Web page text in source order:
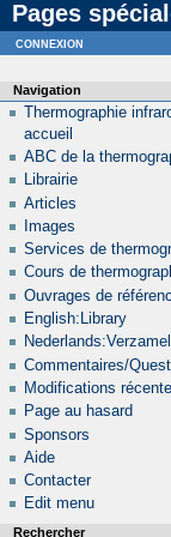
Strict Standards: Declaration
Pages
Navigation
Thermographie
accueil
ABC de la
Librairie
Articles
Images
Services de
Cours de
Ouvrages de
English:Library
Commentaires/
Modifications
Page au hasard
Sponsors
Aide
Contacter
Edit menu
Rechercher
connexion